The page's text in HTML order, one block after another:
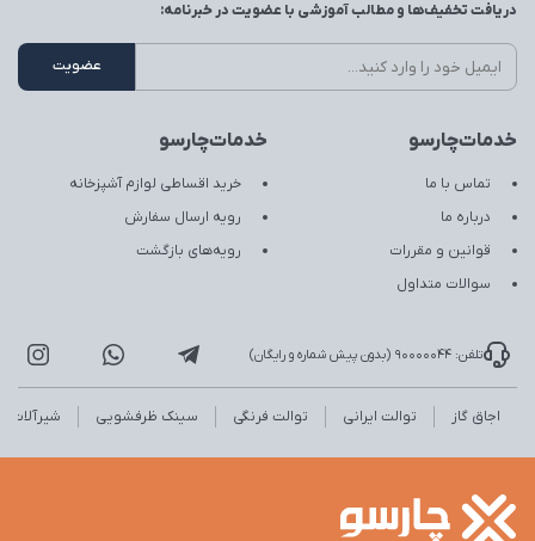
خدمات‌چارسو
تماس با ما
درباره ما
قوانین و مقررات
سوالات متداول
خدمات‌چارسو
خرید اقساطی لوازم آشپزخانه
رویه ارسال سفارش
رویه‌های بازگشت
دریافت تخفیف‌ها و مطالب آموزشی با عضویت در خبرنامه:
تلفن: 90000044 (بدون پیش شماره و رایگان)
اجاق گاز توالت ایرانی توالت فرنگی سینک ظرفشویی شیرآلات